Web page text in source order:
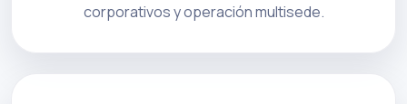
corporativos y operación multisede.